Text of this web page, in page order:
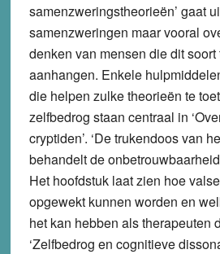
samenzweringstheorieën’ gaat
samenzweringen maar vooral
denken van mensen die dit soort
aanhangen. Enkele
die helpen zulke theorieën te
zelfbedrog staan centraal in
cryptiden’. ‘De trukendoos van
behandelt de
Het hoofdstuk laat zien hoe
opgewekt kunnen worden en
het kan hebben als therapeuten
‘Zelfbedrog en cognitieve